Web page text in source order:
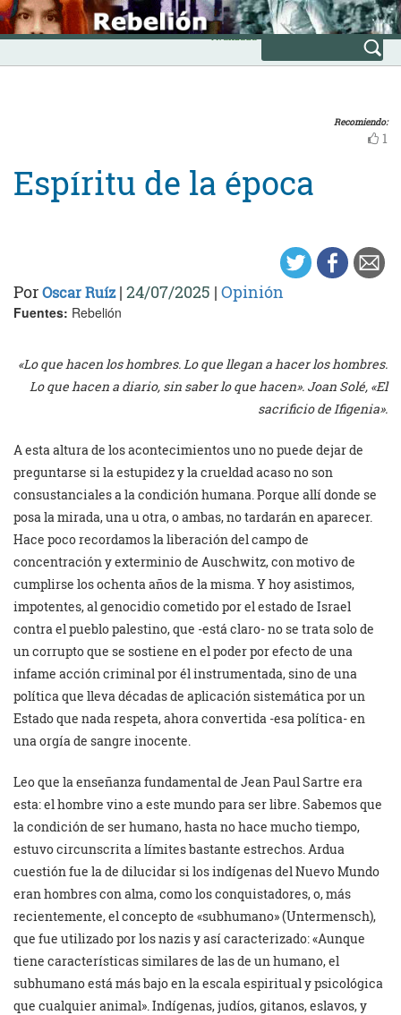
Skip
to
content
INICIO
Avanzada
Recomiendo:
1
Espíritu de la época
PorOscar Ruíz| 24/07/2025 | Opinión
Fuentes: Rebelión
«Lo que hacen los hombres. Lo que llegan a hacer los hombres.
Lo que hacen a diario, sin saber lo que hacen». Joan Solé, «El
sacrificio de Ifigenia».
A esta altura de los acontecimientos uno no puede dejar de
preguntarse si la estupidez y la crueldad acaso no son
consustanciales a la condición humana. Porque allí donde se
posa la mirada, una u otra, o ambas, no tardarán en aparecer.
Hace poco recordamos la liberación del campo de
concentración y exterminio de Auschwitz, con motivo de
cumplirse los ochenta años de la misma. Y hoy asistimos,
impotentes, al genocidio cometido por el estado de Israel
contra el pueblo palestino, que -está claro- no se trata solo de
un corrupto que se sostiene en el poder por efecto de una
infame acción criminal por él instrumentada, sino de una
política que lleva décadas de aplicación sistemática por un
Estado que nada respeta, ahora convertida -esa política- en
una orgía de sangre inocente.
Leo que la enseñanza fundamental de Jean Paul Sartre era
esta: el hombre vino a este mundo para ser libre. Sabemos que
la condición de ser humano, hasta no hace mucho tiempo,
estuvo circunscrita a límites bastante estrechos. Ardua
cuestión fue la de dilucidar si los indígenas del Nuevo Mundo
eran hombres con alma, como los conquistadores, o, más
recientemente, el concepto de «subhumano» (Untermensch),
que fue utilizado por los nazis y así caracterizado: «Aunque
tiene características similares de las de un humano, el
subhumano está más bajo en la escala espiritual y psicológica
que cualquier animal». Indígenas, judíos, gitanos, eslavos, y